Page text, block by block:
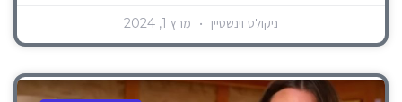
ניקולס וינשטיין מרץ 1, 2024